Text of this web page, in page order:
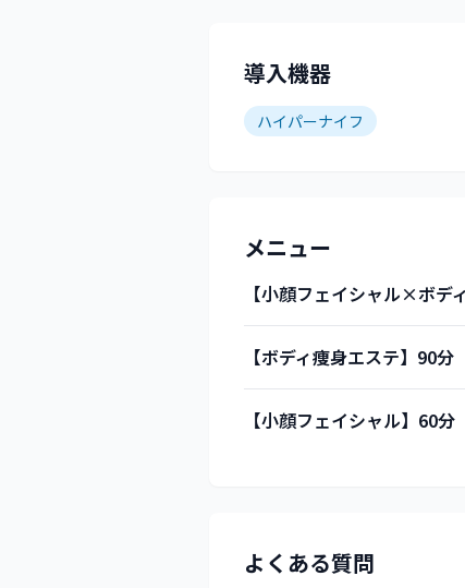
導入機器
ハイパーナイフ
メニュー
【小顔フェイシャル×ボデ
【ボディ痩身エステ】90分
【小顔フェイシャル】60分
よくある質問